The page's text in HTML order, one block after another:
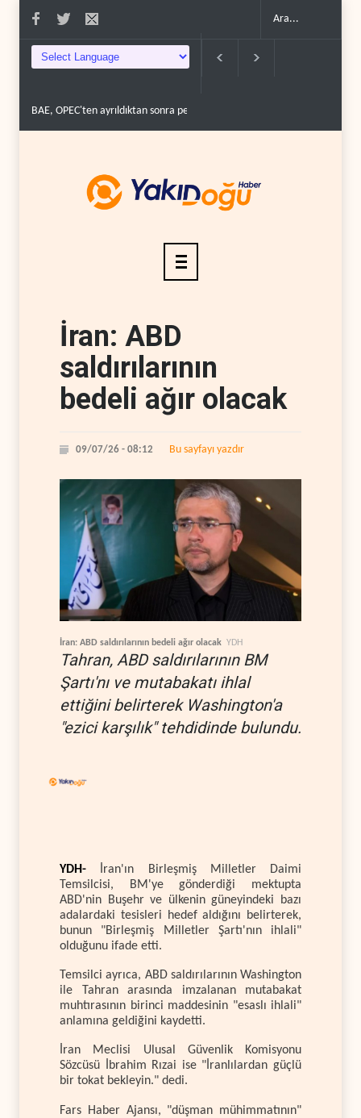
BAE, OPEC'ten ayrıldıktan sonra petrol üretimini rekor d�..
İran: ABD
saldırılarının
bedeli ağır olacak
09/07/26 - 08:12 Bu sayfayı yazdır
İran: ABD saldırılarının bedeli ağır olacak YDH
Tahran, ABD saldırılarının BM
Şartı'nı ve mutabakatı ihlal
ettiğini belirterek Washington'a
"ezici karşılık" tehdidinde bulundu.
YDH- İran'ın Birleşmiş Milletler Daimi
Temsilcisi, BM'ye gönderdiği mektupta
ABD'nin Buşehr ve ülkenin güneyindeki bazı
adalardaki tesisleri hedef aldığını belirterek,
bunun "Birleşmiş Milletler Şartı'nın ihlali"
olduğunu ifade etti.
Temsilci ayrıca, ABD saldırılarının Washington
ile Tahran arasında imzalanan mutabakat
muhtırasının birinci maddesinin "esaslı ihlali"
anlamına geldiğini kaydetti.
İran Meclisi Ulusal Güvenlik Komisyonu
Sözcüsü İbrahim Rızai ise "İranlılardan güçlü
bir tokat bekleyin." dedi.
Fars Haber Ajansı, "düşman mühimmatının"